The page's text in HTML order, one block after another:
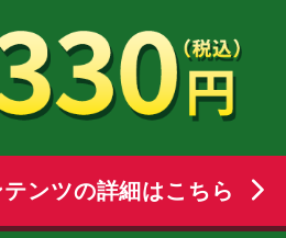
ンツの詳細はこちら